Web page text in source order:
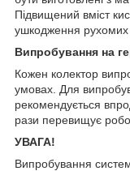
Підвищений вміст
ушкодження рухомих
Випробування на
Кожен колектор
умовах. Для
рекомендується
рази перевищує
УВАГА!
Випробування